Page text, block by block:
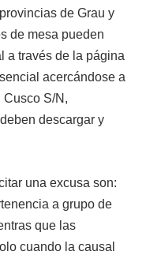
de Grau y
de mesa pueden
a través de la página
acercándose a
Cusco S/N,
descargar y
una excusa son:
a grupo de
que las
cuando la causal